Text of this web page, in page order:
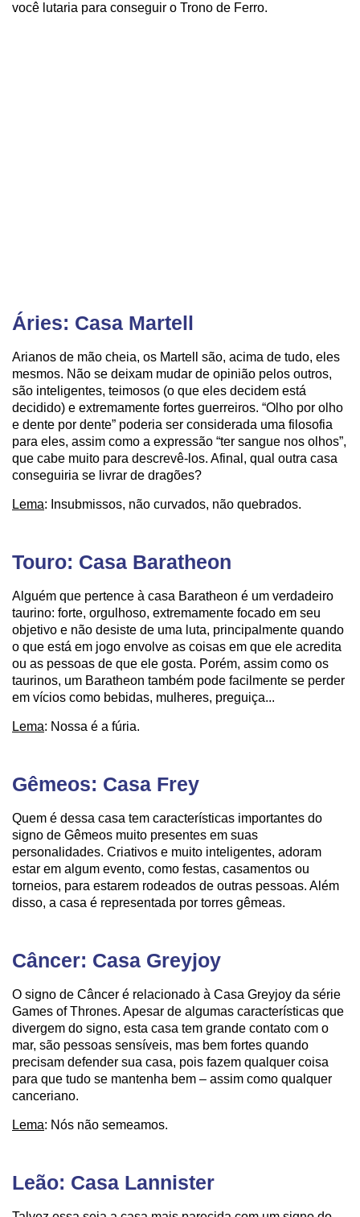
você lutaria para conseguir o Trono de Ferro.
Áries: Casa Martell
Arianos de mão cheia, os Martell são, acima de tudo, eles
mesmos. Não se deixam mudar de opinião pelos outros,
são inteligentes, teimosos (o que eles decidem está
decidido) e extremamente fortes guerreiros. “Olho por olho
e dente por dente” poderia ser considerada uma filosofia
para eles, assim como a expressão “ter sangue nos olhos”,
que cabe muito para descrevê-los. Afinal, qual outra casa
conseguiria se livrar de dragões?
Lema: Insubmissos, não curvados, não quebrados.
Touro: Casa Baratheon
Alguém que pertence à casa Baratheon é um verdadeiro
taurino: forte, orgulhoso, extremamente focado em seu
objetivo e não desiste de uma luta, principalmente quando
o que está em jogo envolve as coisas em que ele acredita
ou as pessoas de que ele gosta. Porém, assim como os
taurinos, um Baratheon também pode facilmente se perder
em vícios como bebidas, mulheres, preguiça...
Lema: Nossa é a fúria.
Gêmeos: Casa Frey
Quem é dessa casa tem características importantes do
signo de Gêmeos muito presentes em suas
personalidades. Criativos e muito inteligentes, adoram
estar em algum evento, como festas, casamentos ou
torneios, para estarem rodeados de outras pessoas. Além
disso, a casa é representada por torres gêmeas.
Câncer: Casa Greyjoy
O signo de Câncer é relacionado à Casa Greyjoy da série
Games of Thrones. Apesar de algumas características que
divergem do signo, esta casa tem grande contato com o
mar, são pessoas sensíveis, mas bem fortes quando
precisam defender sua casa, pois fazem qualquer coisa
para que tudo se mantenha bem – assim como qualquer
canceriano.
Lema: Nós não semeamos.
Leão: Casa Lannister